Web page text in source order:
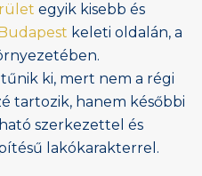
egyik kisebb és
keleti oldalán, a
ki, mert nem a régi
tartozik, hanem későbbi
szerkezettel és
lakókarakterrel.